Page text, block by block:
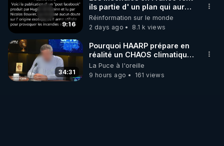
mettrai les liens en
commentaires. Bisous la
famille.
9:16
ils partie d' un plan qui aurait
débuté le 11 septembre 2001
?
Réinformation sur le monde
2 days ago
8.1 k views
34:31
Pourquoi HAARP prépare en
réalité un CHAOS climatique,
on répond
La Puce à l'oreille
9 hours ago
161 views